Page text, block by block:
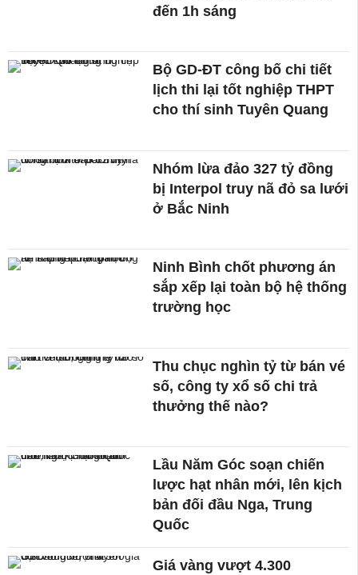
đến 1h sáng
Bộ GD-ĐT công bố chi tiết
lịch thi lại tốt nghiệp THPT
cho thí sinh Tuyên Quang
Nhóm lừa đảo 327 tỷ đồng
bị Interpol truy nã đỏ sa lưới
ở Bắc Ninh
Ninh Bình chốt phương án
sắp xếp lại toàn bộ hệ thống
trường học
Thu chục nghìn tỷ từ bán vé
số, công ty xổ số chi trả
thưởng thế nào?
Lầu Năm Góc soạn chiến
lược hạt nhân mới, lên kịch
bản đối đầu Nga, Trung
Quốc
Giá vàng vượt 4.300